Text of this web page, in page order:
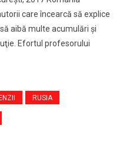
care încearcă să explice
aibă multe acumulări şi
Efortul profesorului
RUSIA